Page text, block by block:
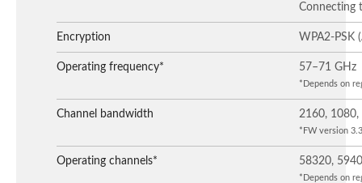
Connecting
Encryption WPA2-PSK
Operating frequency* 57–71 GHz
*Depends on
Channel bandwidth 2160,
*FW version
Operating channels* 58320,
*Depends on